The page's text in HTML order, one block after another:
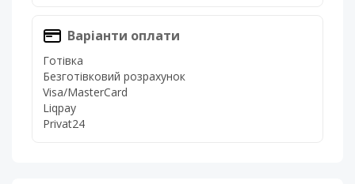
Варіанти оплати
Готівка
Безготівковий розрахунок
Visa/MasterCard
Liqpay
Privat24